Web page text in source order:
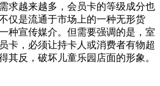
求越来越多，会员卡的等级成分也
仅是流通于市场上的一种无形货
种宣传媒介。但需要强调的是，室
卡，必须让持卡人或消费者有物超
其反，破坏儿童乐园店面的形象。